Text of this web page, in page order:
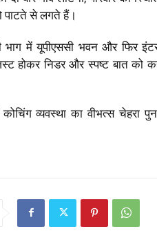
पाटते से लगते हैं।
में यूपीएससी भवन और फिर
होकर निडर और स्पष्ट बात को
व्यवस्था का वीभत्स चेहरा